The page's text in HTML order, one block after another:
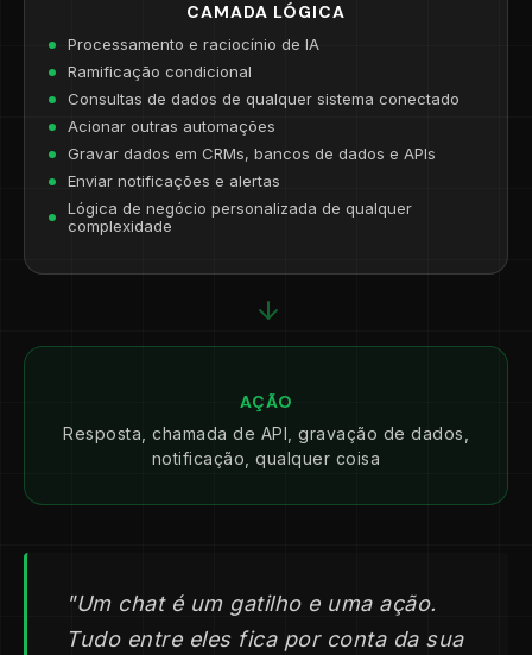
CAMADA LÓGICA
Processamento e raciocínio de IA
Ramificação condicional
Consultas de dados de qualquer sistema conectado
Acionar outras automações
Gravar dados em CRMs, bancos de dados e APIs
Enviar notificações e alertas
Lógica de negócio personalizada de qualquer
complexidade
AÇÃO
Resposta, chamada de API, gravação de dados,
notificação, qualquer coisa
"Um chat é um gatilho e uma ação.
Tudo entre eles fica por conta da sua